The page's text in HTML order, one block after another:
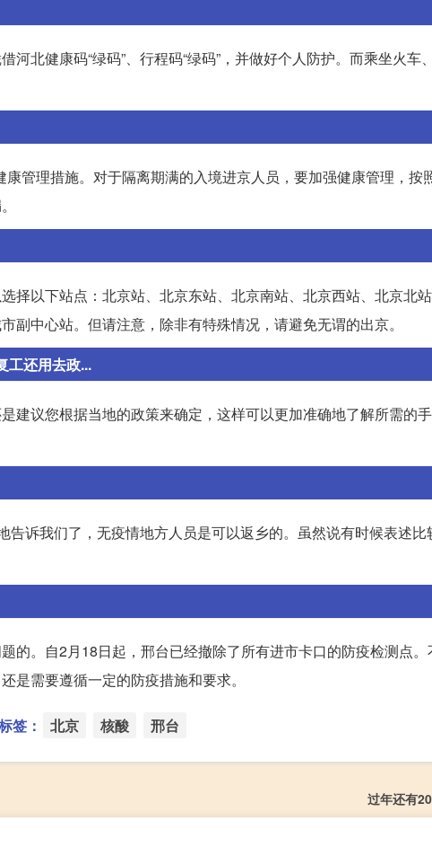
北健康码“绿码”、行程码“绿码”，并做好个人防护。而乘坐火车
管理措施。对于隔离期满的入境进京人员，要加强健康管理，按
择以下站点：北京站、北京东站、北京南站、北京西站、北京北
中心站。但请注意，除非有特殊情况，请避免无谓的出京。
工还用去政...
建议您根据当地的政策来确定，这样可以更加准确地了解所需的
告诉我们了，无疫情地方人员是可以返乡的。虽然说有时候表述比
的。自2月18日起，邢台已经撤除了所有进市卡口的防疫检测点
是需要遵循一定的防疫措施和要求。
签： 北京 核酸 邢台
过年还有